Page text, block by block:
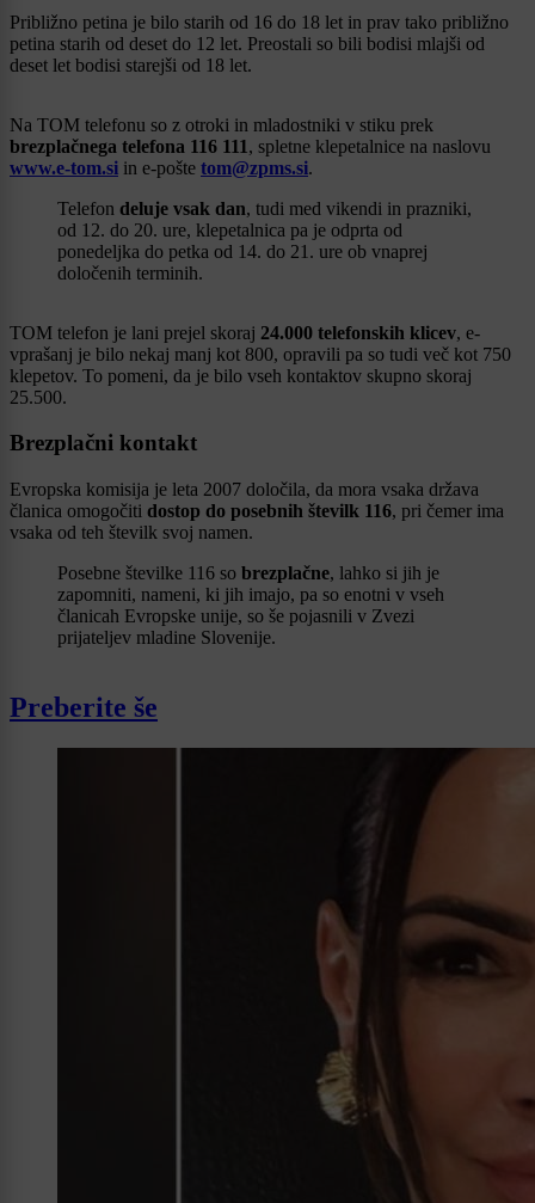
Približno petina je bilo starih od 16 do 18 let in prav tako približno
petina starih od deset do 12 let. Preostali so bili bodisi mlajši od
deset let bodisi starejši od 18 let.
Na TOM telefonu so z otroki in mladostniki v stiku prek
brezplačnega telefona 116 111, spletne klepetalnice na naslovu
www.e-tom.si in e-pošte tom@zpms.si.
Telefon deluje vsak dan, tudi med vikendi in prazniki,
od 12. do 20. ure, klepetalnica pa je odprta od
ponedeljka do petka od 14. do 21. ure ob vnaprej
določenih terminih.
TOM telefon je lani prejel skoraj 24.000 telefonskih klicev, e-
vprašanj je bilo nekaj manj kot 800, opravili pa so tudi več kot 750
klepetov. To pomeni, da je bilo vseh kontaktov skupno skoraj
25.500.
Brezplačni kontakt
Evropska komisija je leta 2007 določila, da mora vsaka država
članica omogočiti dostop do posebnih številk 116, pri čemer ima
vsaka od teh številk svoj namen.
Posebne številke 116 so brezplačne, lahko si jih je
zapomniti, nameni, ki jih imajo, pa so enotni v vseh
članicah Evropske unije, so še pojasnili v Zvezi
prijateljev mladine Slovenije.
Preberite še